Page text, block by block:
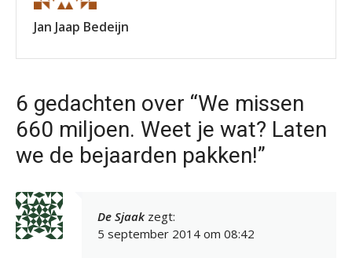
Jan Jaap Bedeijn
6 gedachten over “We missen
660 miljoen. Weet je wat? Laten
we de bejaarden pakken!”
De Sjaak zegt:
5 september 2014 om 08:42